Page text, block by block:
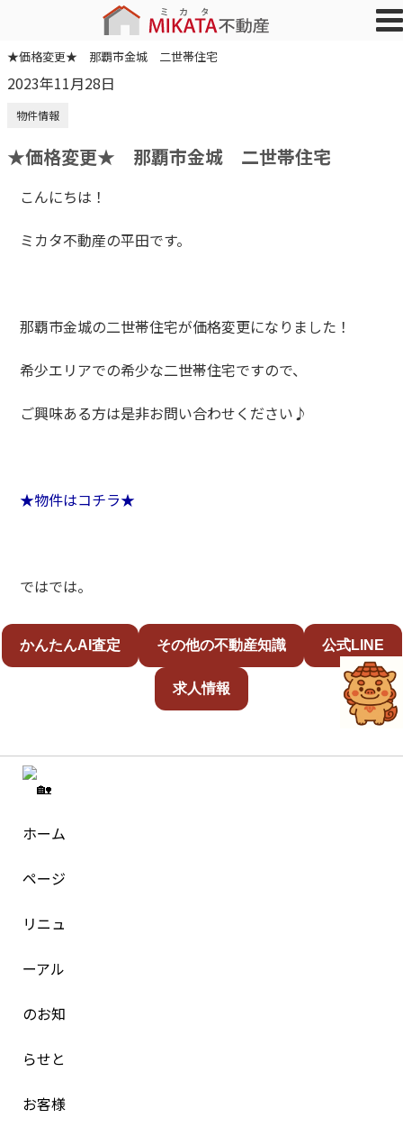
★価格変更★ 那覇市金城 二世帯住宅
2023年11月28日
物件情報
★価格変更★ 那覇市金城 二世帯住宅
こんにちは！
ミカタ不動産の平田です。
那覇市金城の二世帯住宅が価格変更になりました！
希少エリアでの希少な二世帯住宅ですので、
ご興味ある方は是非お問い合わせください♪
★物件はコチラ★
ではでは。
かんたんAI査定 その他の不動産知識 公式LINE
求人情報